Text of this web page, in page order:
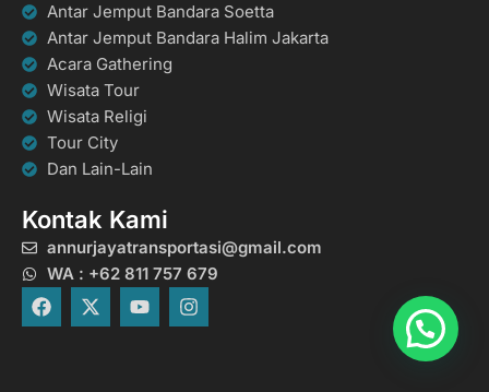
Antar Jemput Bandara Soetta
Antar Jemput Bandara Halim Jakarta
Acara Gathering
Wisata Tour
Wisata Religi
Tour City
Dan Lain-Lain
Kontak Kami
annurjayatransportasi@gmail.com
WA : +62 811 757 679
F
a
X
-
Y
o
I
n